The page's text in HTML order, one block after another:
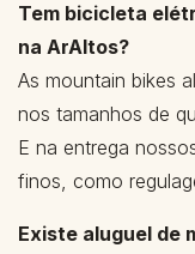
Tem bicicleta
na ArAltos?
As mountain bikes
nos tamanhos de
E na entrega
finos, como
Existe aluguel de